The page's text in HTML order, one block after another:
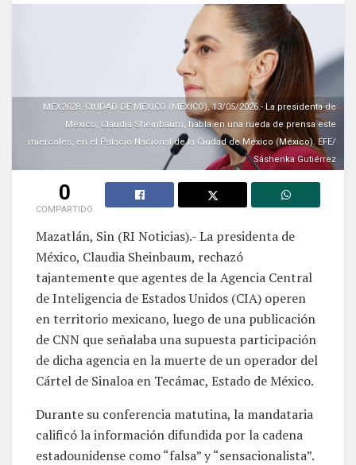
MEX2628. CIUDAD DE MÉXICO (MÉXICO), 13/05/2026.- La presidenta de
México, Claudia Sheinbaum, habla en una rueda de prensa este
miércoles, en el Palacio Nacional de la Ciudad de México (México). EFE/
Sáshenka Gutiérrez
0
COMPARTIDO
Mazatlán, Sin (RI Noticias).- La presidenta de
México, Claudia Sheinbaum, rechazó
tajantemente que agentes de la Agencia Central
de Inteligencia de Estados Unidos (CIA) operen
en territorio mexicano, luego de una publicación
de CNN que señalaba una supuesta participación
de dicha agencia en la muerte de un operador del
Cártel de Sinaloa en Tecámac, Estado de México.
Durante su conferencia matutina, la mandataria
calificó la información difundida por la cadena
estadounidense como “falsa” y “sensacionalista”.